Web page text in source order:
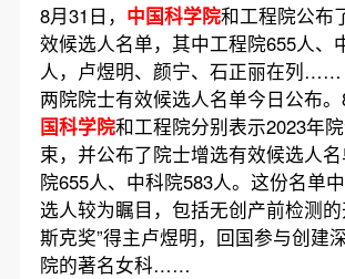
8月31日， 中国科学院和工程院公布
效候选人名单，其中工程院655人、
人，卢煜明、颜宁、石正丽在列……
两院院士有效候选人名单今日公布。
国科学院和工程院分别表示2023年
束，并公布了院士增选有效候选人
院655人、中科院583人。这份名单
选人较为瞩目，包括无创产前检测
斯克奖”得主卢煜明，回国参与创建
院的著名女科……